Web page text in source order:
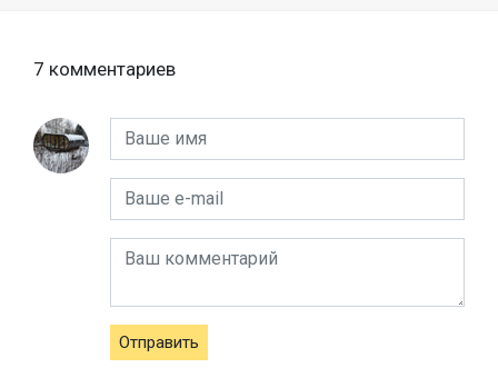
7 комментариев
Отправить